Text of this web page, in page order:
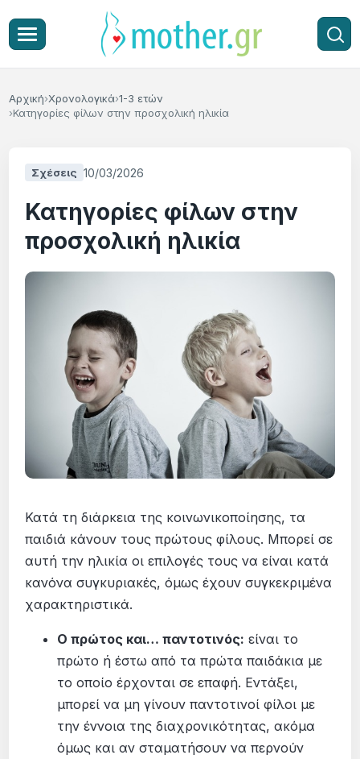
Αρχική Χρονολογικά 1-3 ετών
Κατηγορίες φίλων στην προσχολική ηλικία
Σχέσεις 10/03/2026
Κατηγορίες φίλων στην
προσχολική ηλικία
Κατά τη διάρκεια της κοινωνικοποίησης, τα
παιδιά κάνουν τους πρώτους φίλους. Μπορεί σε
αυτή την ηλικία οι επιλογές τους να είναι κατά
κανόνα συγκυριακές, όμως έχουν συγκεκριμένα
χαρακτηριστικά.
Ο πρώτος και… παντοτινός: είναι το
πρώτο ή έστω από τα πρώτα παιδάκια με
το οποίο έρχονται σε επαφή. Εντάξει,
μπορεί να μη γίνουν παντοτινοί φίλοι με
την έννοια της διαχρονικότητας, ακόμα
όμως και αν σταματήσουν να περνούν